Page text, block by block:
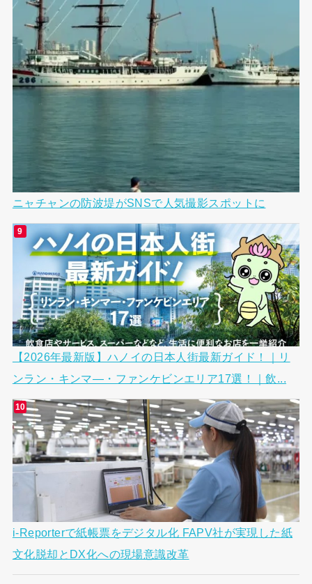
ニャチャンの防波堤がSNSで人気撮影スポットに
【2026年最新版】ハノイの日本人街最新ガイド！｜リ
ンラン・キンマ―・ファンケビンエリア17選！｜飲...
i-Reporterで紙帳票をデジタル化 FAPV社が実現した紙
文化脱却とDX化への現場意識改革